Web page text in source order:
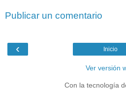
Publicar un comentario
‹ Inicio
Ver versión
Con la tecnología